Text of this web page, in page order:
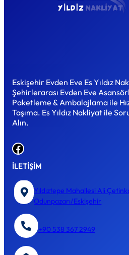
Eskişehir Evden Eve Es Yıldız
Şehirlerarası Evden Eve
Paketleme & Ambalajlama ile
Taşıma. Es Yıldız Nakliyat ile
Alın.
Facebook
İLETİŞİM
Yıldıztepe Mahallesi Ali
Odunpazarı/Eskişehir
+90 538 367 2949